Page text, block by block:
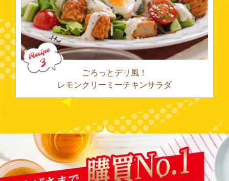
ごろっとデリ風！
レモンクリーミーチキンサラダ